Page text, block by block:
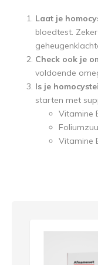
Laat je
bloedtest.
Check ook je
voldoende
Is je
starten met
Vitamine
Vitamine